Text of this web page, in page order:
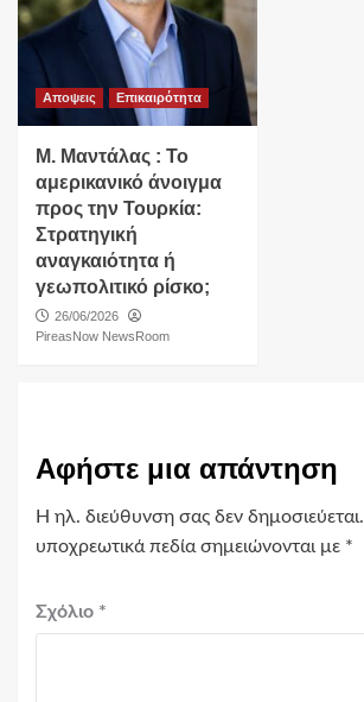
Αποψεις Επικαιρότητα
Μ. Μαντάλας : Το
αμερικανικό άνοιγμα
προς την Τουρκία:
Στρατηγική
αναγκαιότητα ή
γεωπολιτικό ρίσκο;
26/06/2026
PireasNow NewsRoom
Αφήστε μια απάντηση
Η ηλ. διεύθυνση σας δεν δημοσιεύεται.
υποχρεωτικά πεδία σημειώνονται με *
Σχόλιο *